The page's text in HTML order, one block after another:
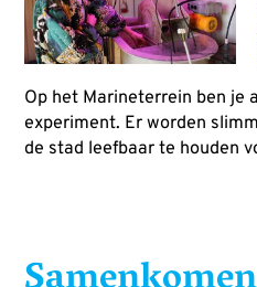
Op het Marineterrein ben je
experiment. Er worden
de stad leefbaar te houden